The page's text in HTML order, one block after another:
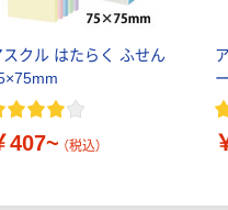
スクル はたらく ふせん
407~ （税込）